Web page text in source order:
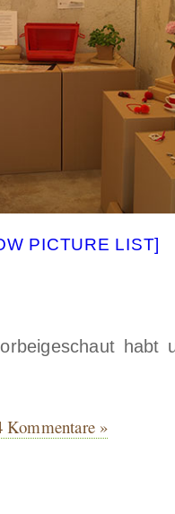
PICTURE LIST]
habt
Kommentare »